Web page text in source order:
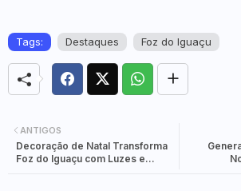
Tags: Destaques Foz do Iguaçu
ANTIGOS
Decoração de Natal Transforma
Foz do Iguaçu com Luzes e